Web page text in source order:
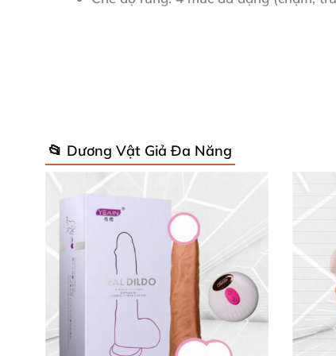
Chống nước : IPX7, ngâm sâu 50cm –
Những thông số này làm nên sức hút của
nhìn đầu tiên!
Thiết Kế Siêu Mềm & Trải
Đầu rung hình cầu mềm mại của máy
rung phong phú, chỉ cần một nút bấm là
📂 Dương Vật Giả Đa Năng